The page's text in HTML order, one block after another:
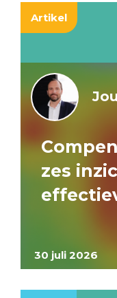
Artikel
30 juli 2026
zes